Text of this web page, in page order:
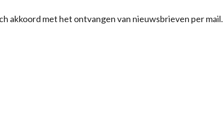
akkoord met het ontvangen van nieuwsbrieven per mail.